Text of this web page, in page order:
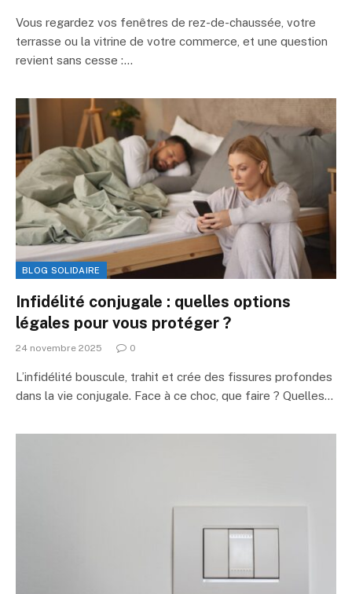
Vous regardez vos fenêtres de rez-de-chaussée, votre
terrasse ou la vitrine de votre commerce, et une question
revient sans cesse :…
BLOG SOLIDAIRE
Infidélité conjugale : quelles options
légales pour vous protéger ?
24 novembre 2025 0
L’infidélité bouscule, trahit et crée des fissures profondes
dans la vie conjugale. Face à ce choc, que faire ? Quelles…